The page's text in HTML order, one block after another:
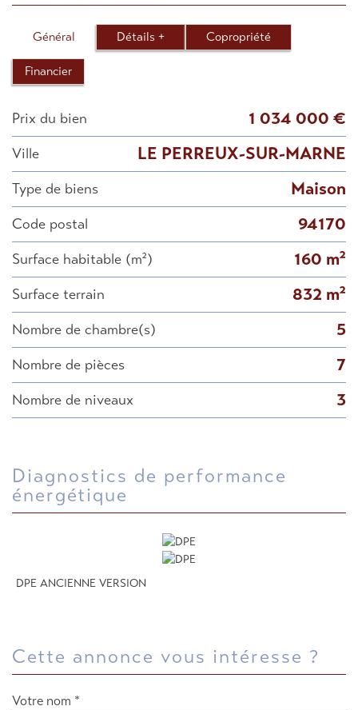
Général Détails + Copropriété
Financier
Prix du bien 1 034 000 €
Ville LE PERREUX-SUR-MARNE
Type de biens Maison
Code postal 94170
Surface habitable (m²) 160 m²
surface terrain 832 m²
Nombre de chambre(s) 5
Nombre de pièces 7
Nombre de niveaux 3
diagnostics de performance
énergétique
DPE ANCIENNE VERSION
cette annonce vous intéresse ?
Votre nom *